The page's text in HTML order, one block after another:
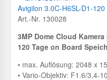
Avigilon 3.0C-H6SL-D1-120
Art.-Nr. 130028
3MP Dome Cloud Kamera
120 Tage on Board
• max. Auflösung: 2048 x
• Vario-Objektiv: F1.6/3,4-